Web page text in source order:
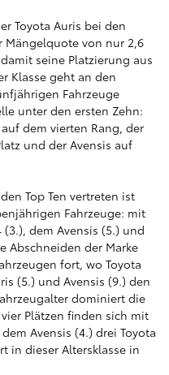
Toyota Auris bei den
Mängelquote von nur 2,6
seine Platzierung aus
Klasse geht an den
Fahrzeuge
unter den ersten Zehn:
dem vierten Rang, der
und der Avensis auf
Top Ten vertreten ist
Fahrzeuge: mit
dem Avensis (5.) und
Abschneiden der Marke
fort, wo Toyota
(5.) und Avensis (9.) den
dominiert die
Plätzen finden sich mit
Avensis (4.) drei Toyota
in dieser Altersklasse in